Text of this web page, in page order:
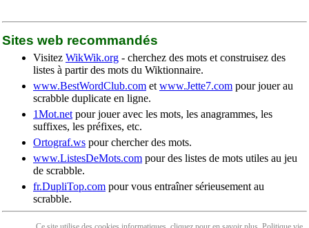
Sites web recommandés
Visitez WikWik.org - cherchez des mots et construisez des
listes à partir des mots du Wiktionnaire.
www.BestWordClub.com et www.Jette7.com pour jouer au
scrabble duplicate en ligne.
1Mot.net pour jouer avec les mots, les anagrammes, les
suffixes, les préfixes, etc.
Ortograf.ws pour chercher des mots.
www.ListesDeMots.com pour des listes de mots utiles au jeu
de scrabble.
fr.DupliTop.com pour vous entraîner sérieusement au
scrabble.